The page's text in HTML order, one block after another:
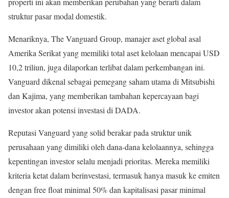
struktur pasar modal domestik.
Menariknya, The Vanguard Group, manajer aset global asal
Amerika Serikat yang memiliki total aset kelolaan mencapai USD
10,2 triliun, juga dilaporkan terlibat dalam perkembangan ini.
Vanguard dikenal sebagai pemegang saham utama di Mitsubishi
dan Kajima, yang memberikan tambahan kepercayaan bagi
investor akan potensi investasi di DADA.
Reputasi Vanguard yang solid berakar pada struktur unik
perusahaan yang dimiliki oleh dana-dana kelolaannya, sehingga
kepentingan investor selalu menjadi prioritas. Mereka memiliki
kriteria ketat dalam berinvestasi, termasuk hanya masuk ke emiten
dengan free float minimal 50% dan kapitalisasi pasar minimal